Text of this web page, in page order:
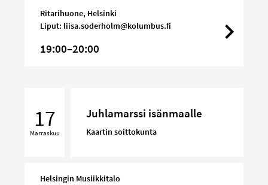
Ritarihuone, Helsinki
Liput: liisa.soderholm@kolumbus.fi
19:00–20:00
17
Marraskuu
Juhlamarssi isänmaalle
Kaartin soittokunta
Helsingin Musiikkitalo